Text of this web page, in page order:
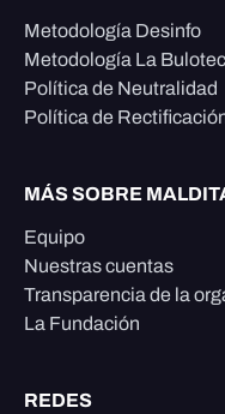
Metodología Desinfo
Metodología La
Política de Neutralidad
Política de
MÁS SOBRE
Equipo
Nuestras cuentas
Transparencia de la
La Fundación
REDES